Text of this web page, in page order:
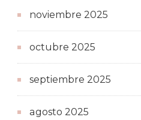
noviembre 2025
octubre 2025
septiembre 2025
agosto 2025